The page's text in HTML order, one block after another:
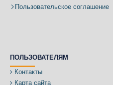
Пользовательское соглашение
ПОЛЬЗОВАТЕЛЯМ
Контакты
Карта сайта